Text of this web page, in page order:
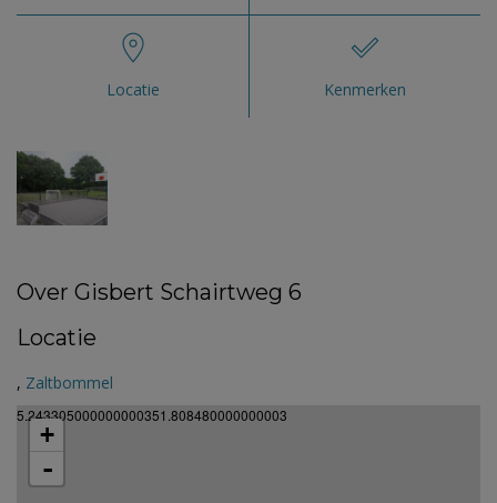
Locatie Kenmerken
Over Gisbert Schairtweg 6
Locatie
, Zaltbommel
5.243305000000000351.808480000000003
+
-